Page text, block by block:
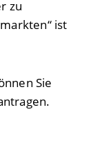
zu
ist
Sie